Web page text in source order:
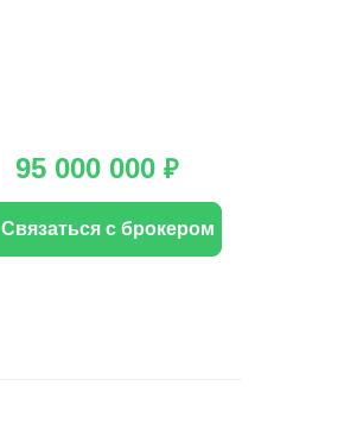
95 000 000 ₽
Связаться с брокером